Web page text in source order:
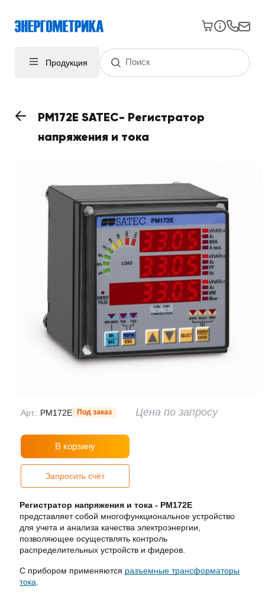
Продукция
PM172E SATEC- Регистратор
напряжения и тока
Арт.: PM172E Под заказ Цена по запросу
В корзину
Запросить счёт
Регистратор напряжения и тока - PM172E
представляет собой многофункциональное устройство
для учета и анализа качества электроэнергии,
позволяющее осуществлять контроль
распределительных устройств и фидеров.
С прибором применяются разъемные трансформаторы
тока